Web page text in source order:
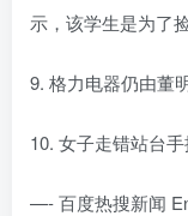
示，该学生是为了
9. 格力电器仍由董
10. 女子走错站台
—- 百度热搜新闻